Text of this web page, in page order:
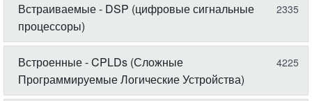
Встраиваемые - DSP (цифровые сигнальные
процессоры)
2335
Встроенные - CPLDs (Сложные
Программируемые Логические Устройства)
4225